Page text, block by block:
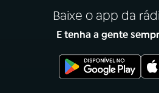
Baixe o app da
E tenha a gente